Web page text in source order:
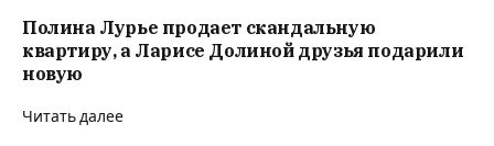
Полина Лурье продает скандальную
квартиру, а Ларисе Долиной друзья подарили
новую
Читать далее